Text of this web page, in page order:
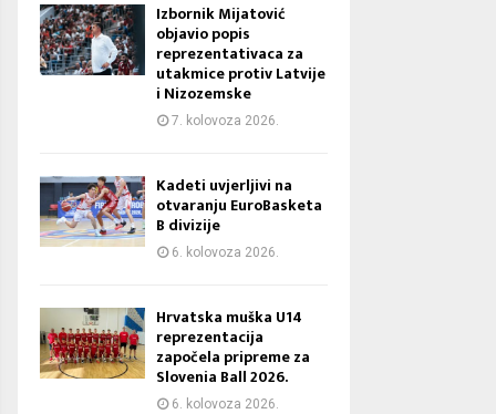
Izbornik Mijatović
objavio popis
reprezentativaca za
utakmice protiv Latvije
i Nizozemske
7. kolovoza 2026.
Kadeti uvjerljivi na
otvaranju EuroBasketa
B divizije
6. kolovoza 2026.
Hrvatska muška U14
reprezentacija
započela pripreme za
Slovenia Ball 2026.
6. kolovoza 2026.